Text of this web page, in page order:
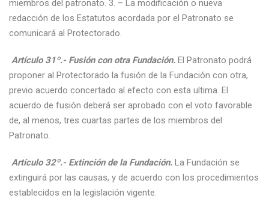
miembros del patronato. 3. – La modificación o nueva
redacción de los Estatutos acordada por el Patronato se
comunicará al Protectorado.
Artículo 31º.- Fusión con otra Fundación. El Patronato podrá
proponer al Protectorado la fusión de la Fundación con otra,
previo acuerdo concertado al efecto con esta ultima. El
acuerdo de fusión deberá ser aprobado con el voto favorable
de, al menos, tres cuartas partes de los miembros del
Patronato.
Artículo 32º.- Extinción de la Fundación. La Fundación se
extinguirá por las causas, y de acuerdo con los procedimientos
establecidos en la legislación vigente.